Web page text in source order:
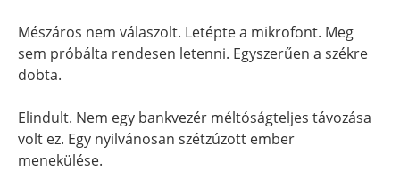
Mészáros nem válaszolt. Letépte a mikrofont. Meg
sem próbálta rendesen letenni. Egyszerűen a székre
dobta.
Elindult. Nem egy bankvezér méltóságteljes távozása
volt ez. Egy nyilvánosan szétzúzott ember
menekülése.